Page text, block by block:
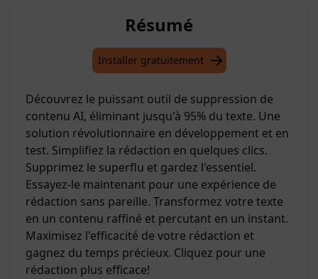
Résumé
Installer gratuitement
Découvrez le puissant outil de suppression de
contenu AI, éliminant jusqu'à 95% du texte. Une
solution révolutionnaire en développement et en
test. Simplifiez la rédaction en quelques clics.
Supprimez le superflu et gardez l'essentiel.
Essayez-le maintenant pour une expérience de
rédaction sans pareille. Transformez votre texte
en un contenu raffiné et percutant en un instant.
Maximisez l'efficacité de votre rédaction et
gagnez du temps précieux. Cliquez pour une
rédaction plus efficace!